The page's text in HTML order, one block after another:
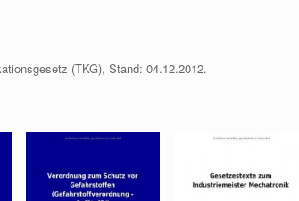
(TKG), Stand: 04.12.2012.